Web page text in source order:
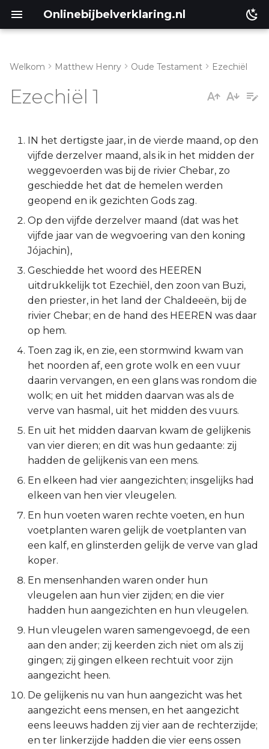
Onlinebijbelverklaring.nl
Ezechiël 1:4-14
Ezechiël 1:15-25
Ezechiël 1:26-28
Lukas
Johannes
Handelingen
Romeinen
1 Korinthe
2 Korinthe
Galaten
Éfeze
Filipenzen
Kolossenzen
1 Thessalonicenzen
2 Thessalonicenzen
1 Timótheüs
2 Timótheüs
Titus
Filémon
Hebreeën
Jakobus
1 Petrus
2 Petrus
1 Johannes
Welkom Matthew Henry Oude Testament Ezechiël
Ezechiël 1
IN het dertigste jaar, in de vierde maand, op den
vijfde derzelver maand, als ik in het midden der
weggevoerden was bij de rivier Chebar, zo
geschiedde het dat de hemelen werden
geopend en ik gezichten Gods zag.
Op den vijfde derzelver maand (dat was het
vijfde jaar van de wegvoering van den koning
Jójachin),
Geschiedde het woord des HEEREN
uitdrukkelijk tot Ezechiël, den zoon van Buzi,
den priester, in het land der Chaldeeën, bij de
rivier Chebar; en de hand des HEEREN was daar
op hem.
Toen zag ik, en zie, een stormwind kwam van
het noorden af, een grote wolk en een vuur
daarin vervangen, en een glans was rondom die
wolk; en uit het midden daarvan was als de
verve van hasmal, uit het midden des vuurs.
En uit het midden daarvan kwam de gelijkenis
van vier dieren; en dit was hun gedaante: zij
hadden de gelijkenis van een mens.
En elkeen had vier aangezichten; insgelijks had
elkeen van hen vier vleugelen.
En hun voeten waren rechte voeten, en hun
voetplanten waren gelijk de voetplanten van
een kalf, en glinsterden gelijk de verve van glad
koper.
En mensenhanden waren onder hun
vleugelen aan hun vier zijden; en die vier
hadden hun aangezichten en hun vleugelen.
Hun vleugelen waren samengevoegd, de een
aan den ander; zij keerden zich niet om als zij
gingen; zij gingen elkeen rechtuit voor zijn
aangezicht heen.
De gelijkenis nu van hun aangezicht was het
aangezicht eens mensen, en het aangezicht
eens leeuws hadden zij vier aan de rechterzijde;
en ter linkerzijde hadden die vier eens ossen